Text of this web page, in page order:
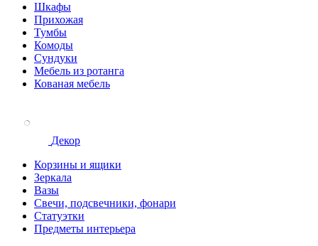
Шкафы
Прихожая
Тумбы
Комоды
Сундуки
Мебель из ротанга
Кованая мебель
Декор
Корзины и ящики
Зеркала
Вазы
Свечи, подсвечники, фонари
Статуэтки
Предметы интерьера